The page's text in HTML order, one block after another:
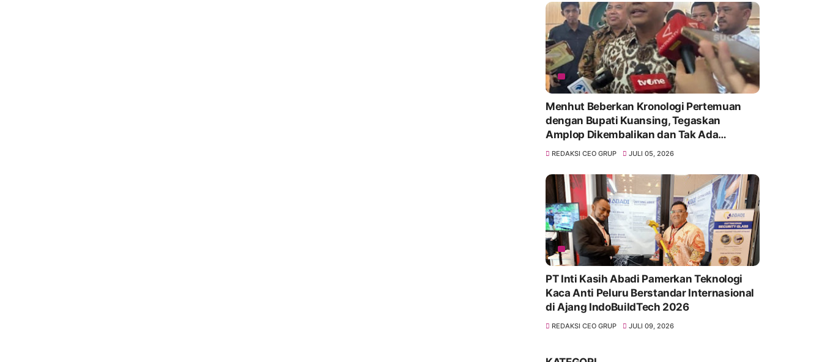
Menhut Beberkan Kronologi Pertemuan
dengan Bupati Kuansing, Tegaskan
Amplop Dikembalikan dan Tak Ada
Pelepasan Kawasan Hutan
REDAKSI CEO GRUP JULI 05, 2026
PT Inti Kasih Abadi Pamerkan Teknologi
Kaca Anti Peluru Berstandar Internasional
di Ajang IndoBuildTech 2026
REDAKSI CEO GRUP JULI 09, 2026